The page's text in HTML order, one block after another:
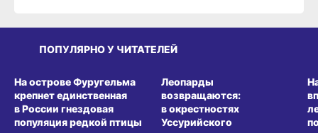
ПОПУЛЯРНО У ЧИТАТЕЛЕЙ
На острове Фуругельма
крепнет единственная
в России гнездовая
популяция редкой птицы
Леопарды
возвращаются:
в окрестностях
Уссурийского